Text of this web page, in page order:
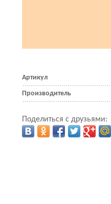
Артикул
Производитель
Поделиться с друзьями: